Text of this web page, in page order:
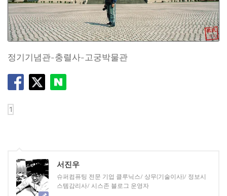
정기기념관-충렬사-고궁박물관
서진우
슈퍼컴퓨팅 전문 기업 클루닉스/ 상무(기술이사)/ 정보시
스템감리사/ 시스존 블로그 운영자